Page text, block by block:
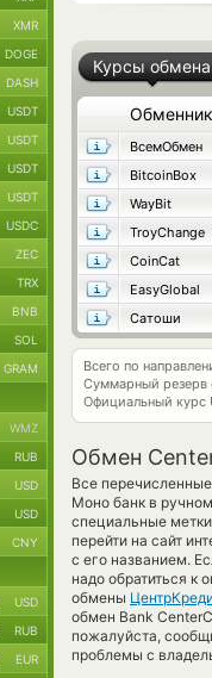
Курсы обмена
Обменник
ВсемОбмен
BitcoinBox
WayBit
TroyChange
CoinCat
EasyGlobal
Сатоши
Всего по
Суммарный резерв
Официальный курс
Обмен
Все
Моно банк в
специальные
перейти на сайт
с его названием.
надо обратиться к
обмены
обмен Bank
пожалуйста,
проблемы с
XMR
DOGE
DASH
USDT
USDT
USDT
USDT
USDC
ZEC
TRX
BNB
SOL
GRAM
WMZ
RUB
USD
USD
CNY
USD
RUB
EUR